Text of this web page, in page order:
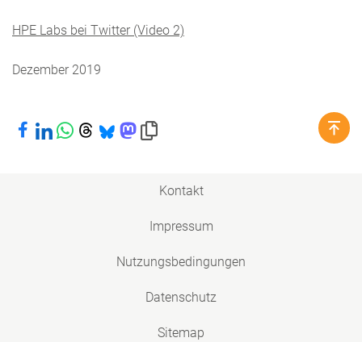
HPE Labs bei Twitter (Video 2)
Dezember 2019
Bei Facebook teilen
Bei LinkedIn teilen
Bei WhatsApp teilen
Bei Threads teilen
Bei Bluesky teilen
Bei Mastodon teilen
Link in die Zwischenablage kopieren
Kontakt
Impressum
Nutzungsbedingungen
Datenschutz
Sitemap